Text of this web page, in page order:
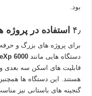
بود.
۴٫ استفاده در
برای پروژه‌ های بزرگ و حرفه‌
دستگاه‌ هایی مانند6000
قابلیت‌ های اسکن سه‌ بعدی و
هستند. این دستگاه‌ ها
گنجینه‌ های باستانی نیز